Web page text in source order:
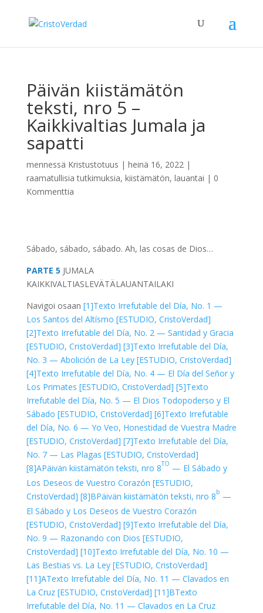
Päivän kiistämätön
teksti, nro 5 –
Kaikkivaltias Jumala ja
sapatti
mennessä Kristustotuus | heinä 16, 2022|
raamatullisia tutkimuksia, kiistämätön, lauantai | 0
Kommenttia
Sábado, sábado, sábado. Ah, las cosas de Dios…
PARTE 5 JUMALA
KAIKKIVALTIASLEVÄTÄLAUANTAILAKI
Navigoi osaan [1]Texto Irrefutable del Día, No. 1 —
Los Santos del Altísmo [ESTUDIO, CristoVerdad]
[2]Texto Irrefutable del Día, No. 2 — Santidad y Gracia
[ESTUDIO, CristoVerdad] [3]Texto Irrefutable del Día,
No. 3 — Abolición de La Ley [ESTUDIO, CristoVerdad]
[4]Texto Irrefutable del Día, No. 4 — El Día del Señor y
Los Primates [ESTUDIO, CristoVerdad] [5]Texto
Irrefutable del Día, No. 5 — El Dios Todopoderso y El
Sábado [ESTUDIO, CristoVerdad] [6]Texto Irrefutable
del Día, No. 6 — Yo Veo, Honestidad de Vuestra Madre
[ESTUDIO, CristoVerdad] [7]Texto Irrefutable del Día,
No. 7 — Las Plagas [ESTUDIO, CristoVerdad]
[8]APäivän kiistämätön teksti, nro 8TO — El Sábado y
Los Deseos de Vuestro Corazón [ESTUDIO,
CristoVerdad] [8]BPäivän kiistämätön teksti, nro 8b —
El Sábado y Los Deseos de Vuestro Corazón
[ESTUDIO, CristoVerdad] [9]Texto Irrefutable del Día,
No. 9 — Razonando con Dios [ESTUDIO,
CristoVerdad] [10]Texto Irrefutable del Día, No. 10 —
Las Bestias vs. La Ley [ESTUDIO, CristoVerdad]
[11]ATexto Irrefutable del Día, No. 11 — Clavados en
La Cruz [ESTUDIO, CristoVerdad] [11]BTexto
Irrefutable del Día, No. 11 — Clavados en La Cruz